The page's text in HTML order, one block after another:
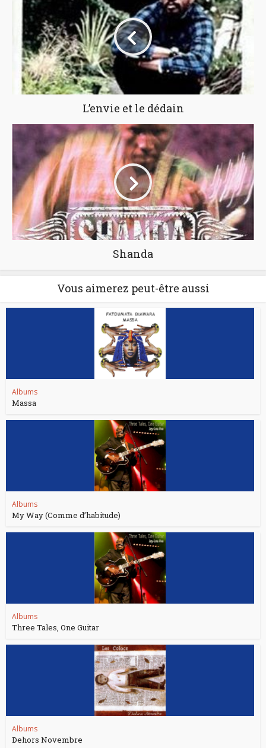
L’envie et le dédain
Shanda
Vous aimerez peut-être aussi
Albums
Massa
Albums
My Way (Comme d’habitude)
Albums
Three Tales, One Guitar
Albums
Dehors Novembre